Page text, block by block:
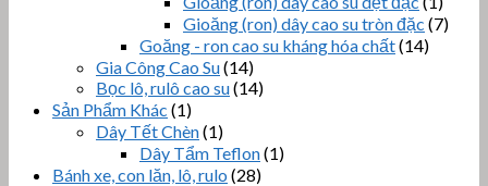
Gioăng (ron) dây cao su tròn đặc (7)
Goăng - ron cao su kháng hóa chất(14)
Gia Công Cao Su(14)
Bọc lô, rulô cao su(14)
Sản Phẩm Khác (1)
Dây Tết Chèn(1)
Dây Tẩm Teflon(1)
Bánh xe, con lăn, lô, rulo (28)